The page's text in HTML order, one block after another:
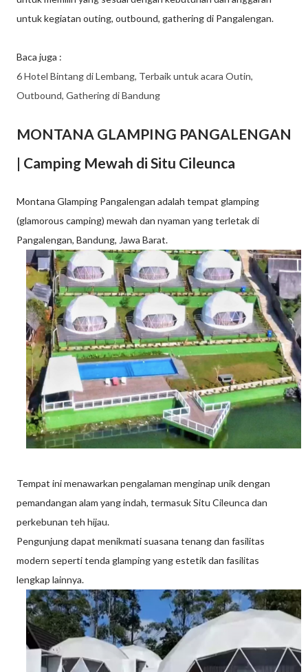
untuk kegiatan outing, outbound, gathering di Pangalengan.
Baca juga :
6 Hotel Bintang di Lembang, Terbaik untuk acara Outin,
Outbound, Gathering di Bandung
MONTANA GLAMPING PANGALENGAN
| Camping Mewah di Situ Cileunca
Montana Glamping Pangalengan adalah tempat glamping
(glamorous camping) mewah dan nyaman yang terletak di
Pangalengan, Bandung, Jawa Barat.
Tempat ini menawarkan pengalaman menginap unik dengan
pemandangan alam yang indah, termasuk Situ Cileunca dan
perkebunan teh hijau.
Pengunjung dapat menikmati suasana tenang dan fasilitas
modern seperti tenda glamping yang estetik dan fasilitas
lengkap lainnya.